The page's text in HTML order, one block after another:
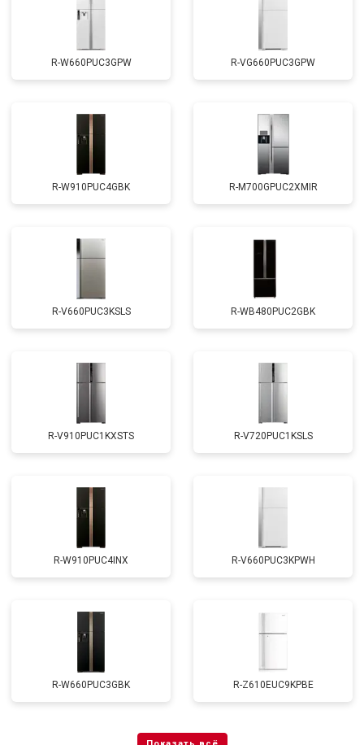
R-W660PUC3GPW R-VG660PUC3GPW
R-W910PUC4GBK R-M700GPUC2XMIR
R-V660PUC3KSLS R-WB480PUC2GBK
R-V910PUC1KXSTS R-V720PUC1KSLS
R-W910PUC4INX R-V660PUC3KPWH
R-W660PUC3GBK R-Z610EUC9KPBE